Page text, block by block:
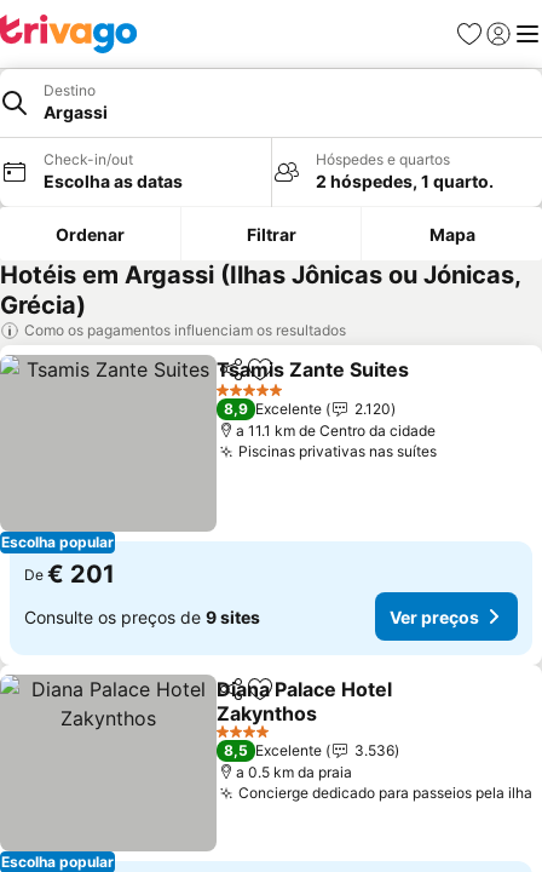
Favoritos
Iniciar
Destino
Argassi
Check-in/out
Escolha as datas
Hóspedes e quartos
2 hóspedes, 1 quarto.
Ordenar Filtrar Mapa
Hotéis em Argassi (Ilhas Jônicas ou Jónicas,
Grécia)
Como os pagamentos influenciam os resultados
Escolha popular
PartilharAdicionar aos favoritos
Tsamis Zante Suites
5 Estrelas
8,9 Excelente
2.120
a 11.1 km de Centro da cidade
Piscinas privativas nas suítes
De € 201
Consulte os preços de 9 sites Ver preços
Escolha popular
PartilharAdicionar aos favoritos
Diana Palace Hotel
Zakynthos
4 Estrelas
8,5 Excelente
3.536
a 0.5 km da praia
Concierge dedicado para passeios pela ilha